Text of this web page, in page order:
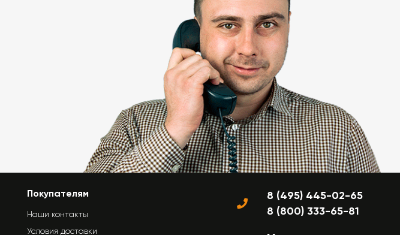
Покупателям
Наши контакты
Условия доставки
8 (495) 445-02-65
8 (800) 333-65-81